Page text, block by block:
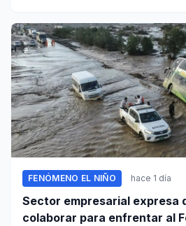
FENÓMENO EL NIÑO hace 1 día
Sector empresarial expresa
colaborar para enfrentar al